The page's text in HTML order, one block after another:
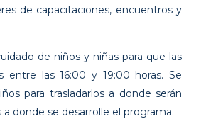
de capacitaciones, encuentros y
de niños y niñas para que las
entre las 16:00 y 19:00 horas. Se
para trasladarlos a donde serán
donde se desarrolle el programa.